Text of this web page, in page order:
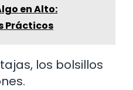
en Alto:
Prácticos
los bolsillos